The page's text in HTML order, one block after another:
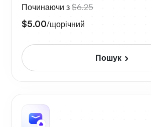
Починаючи з $6.25
$5.00/щорічний
Пошук